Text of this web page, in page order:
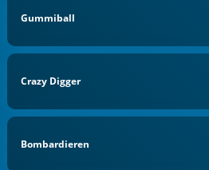
Gummiball
Crazy Digger
Bombardieren